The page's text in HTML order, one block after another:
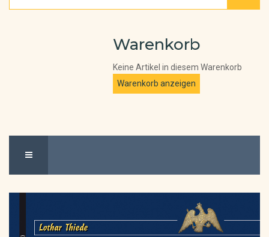
Warenkorb
Keine Artikel in diesem Warenkorb